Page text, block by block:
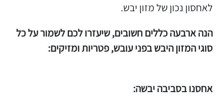
לאחסון נכון של מזון יבש.
הנה ארבעה כללים חשובים, שיעזרו לכם לשמור על כל
סוגי המזון היבש בפני עובש, פטריות ומזיקים:
אחסנו בסביבה יבשה: